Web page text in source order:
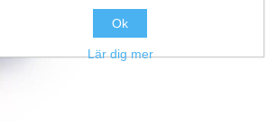
Ok
Lär dig mer